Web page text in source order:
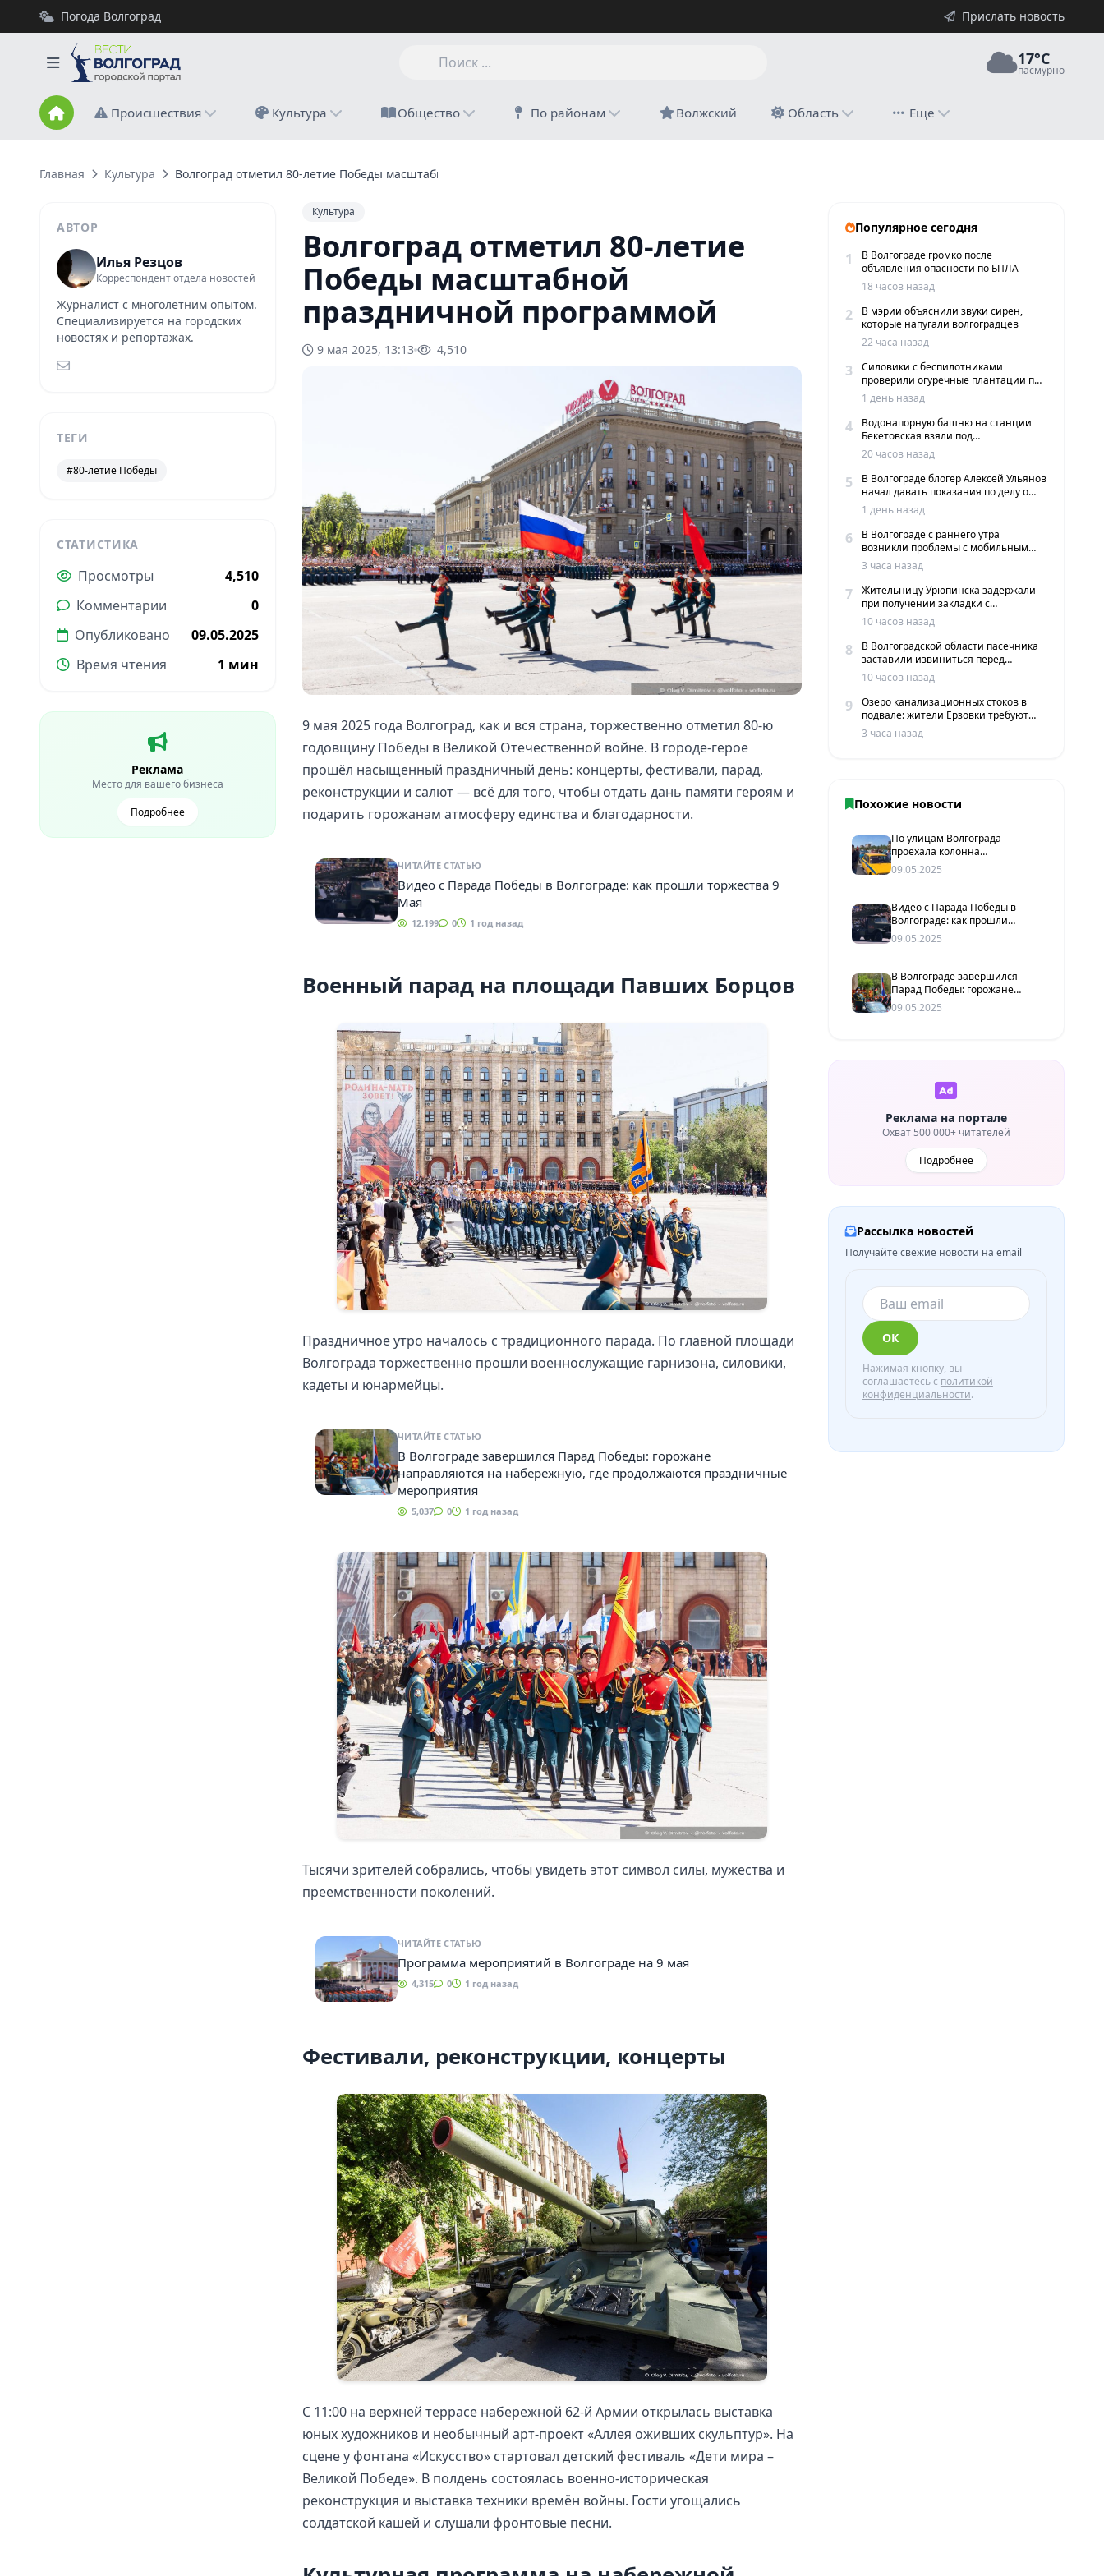
Погода Волгоград Прислать новость
17°C
пасмурно
Происшествия Культура Общество По районам Волжский Область Еще
Главная Культура Волгоград отметил 80-летие Победы масштабной праздничной программой
АВТОР
Илья Резцов
Корреспондент отдела новостей
Журналист с многолетним опытом.
Специализируется на городских
новостях и репортажах.
ТЕГИ
#80-летие Победы
СТАТИСТИКА
Просмотры
4,510
Комментарии
0
Опубликовано
09.05.2025
Время чтения
1 мин
Реклама
Место для вашего бизнеса
Подробнее
Культура
Волгоград отметил 80-летие
Победы масштабной
праздничной программой
9 мая 2025, 13:13 4,510
9 мая 2025 года Волгоград, как и вся страна, торжественно отметил 80-ю
годовщину Победы в Великой Отечественной войне. В городе-герое
прошёл насыщенный праздничный день: концерты, фестивали, парад,
реконструкции и салют — всё для того, чтобы отдать дань памяти героям и
подарить горожанам атмосферу единства и благодарности.
ЧИТАЙТЕ СТАТЬЮ
Видео с Парада Победы в Волгограде: как прошли торжества 9
Мая
12,199 0 1 год назад
Военный парад на площади Павших Борцов
Праздничное утро началось с традиционного парада. По главной площади
Волгограда торжественно прошли военнослужащие гарнизона, силовики,
кадеты и юнармейцы.
ЧИТАЙТЕ СТАТЬЮ
В Волгограде завершился Парад Победы: горожане
направляются на набережную, где продолжаются праздничные
мероприятия
5,037 0 1 год назад
Тысячи зрителей собрались, чтобы увидеть этот символ силы, мужества и
преемственности поколений.
ЧИТАЙТЕ СТАТЬЮ
Программа мероприятий в Волгограде на 9 мая
4,315 0 1 год назад
Фестивали, реконструкции, концерты
С 11:00 на верхней террасе набережной 62-й Армии открылась выставка
юных художников и необычный арт-проект «Аллея оживших скульптур». На
сцене у фонтана «Искусство» стартовал детский фестиваль «Дети мира –
Великой Победе». В полдень состоялась военно-историческая
реконструкция и выставка техники времён войны. Гости угощались
солдатской кашей и слушали фронтовые песни.
Популярное сегодня
1
В Волгограде громко после
объявления опасности по БПЛА
18 часов назад
2
В мэрии объяснили звуки сирен,
которые напугали волгоградцев
22 часа назад
3
Силовики с беспилотниками
проверили огуречные плантации под
Волгоградом
1 день назад
4
Водонапорную башню на станции
Бекетовская взяли под
государственную охрану
20 часов назад
5
В Волгограде блогер Алексей Ульянов
начал давать показания по делу о
вымогательстве
1 день назад
6
В Волгограде с раннего утра
возникли проблемы с мобильным
интернетом и сервисами такси
3 часа назад
7
Жительницу Урюпинска задержали
при получении закладки с
мефедроном в Волгограде
10 часов назад
8
В Волгоградской области пасечника
заставили извиниться перед
жителями хутора
10 часов назад
9
Озеро канализационных стоков в
подвале: жители Ерзовки требуют
срочных мер
3 часа назад
Похожие новости
По улицам Волгограда
проехала колонна
ретроавтомобилей в честь
Дня Победы
09.05.2025
Видео с Парада Победы в
Волгограде: как прошли
торжества 9 Мая
09.05.2025
В Волгограде завершился
Парад Победы: горожане
направляются на
набережную, где
09.05.2025
Реклама на портале
Охват 500 000+ читателей
Подробнее
Рассылка новостей
Получайте свежие новости на email
ОК
Нажимая кнопку, вы
соглашаетесь с политикой
конфиденциальности.